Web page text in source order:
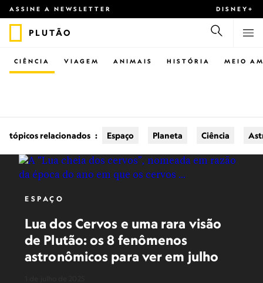
ASSINE A NEWSLETTER DISNEY+
PLUTÃO
CIÊNCIA VIAGEM ANIMAIS HISTÓRIA MEIO
tópicos relacionados : Espaço Planeta Ciência
ESPAÇO
Lua dos Cervos e uma rara visão
de Plutão: os 8 fenômenos
astronômicos para ver em julho